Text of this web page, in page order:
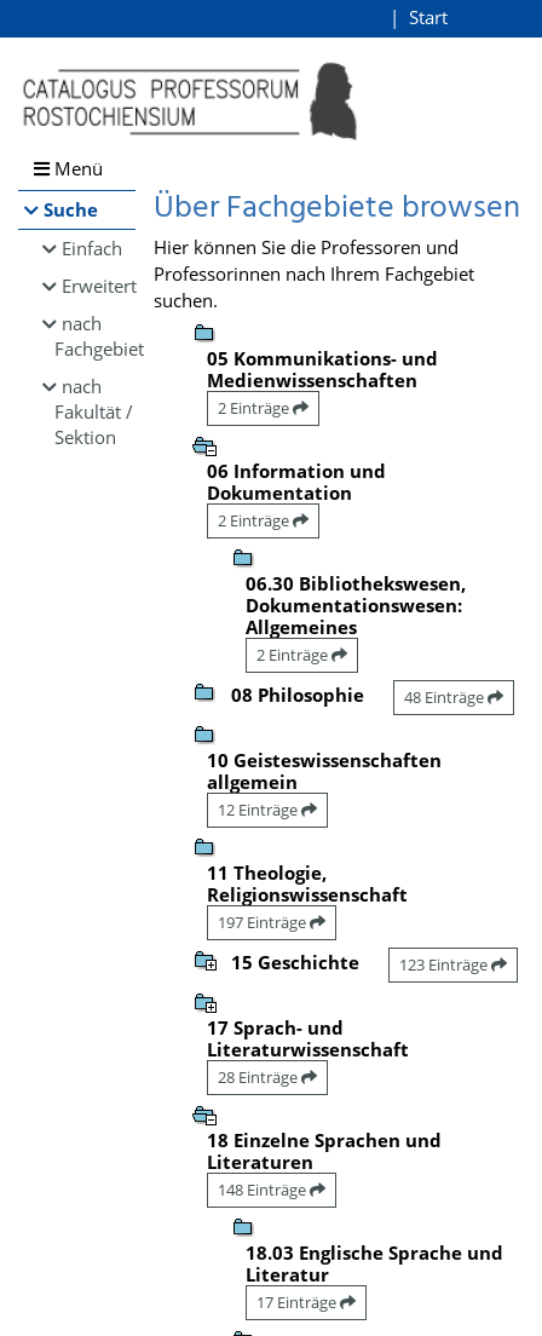
Browsen
direkt zum Inhalt
Start
Menü
Suche
Einfach
Erweitert
nach
Fachgebiet
nach
Fakultät /
Sektion
Über Fachgebiete browsen
Hier können Sie die Professoren und
Professorinnen nach Ihrem Fachgebiet
suchen.
05 Kommunikations- und
Medienwissenschaften
2 Einträge
06 Information und
Dokumentation
2 Einträge
06.30 Bibliothekswesen,
Dokumentationswesen:
Allgemeines
2 Einträge
08 Philosophie 48 Einträge
10 Geisteswissenschaften
allgemein
12 Einträge
11 Theologie,
Religionswissenschaft
197 Einträge
15 Geschichte 123 Einträge
17 Sprach- und
Literaturwissenschaft
28 Einträge
18 Einzelne Sprachen und
Literaturen
148 Einträge
18.03 Englische Sprache und
Literatur
17 Einträge